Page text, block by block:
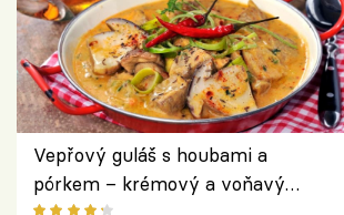
Vepřový guláš s houbami a
pórkem – krémový a voňavý